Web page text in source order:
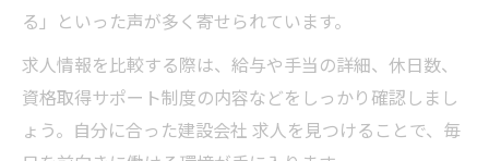
る」といった声が多く寄せられています。
求人情報を比較する際は、給与や手当の詳細、休日数、
資格取得サポート制度の内容などをしっかり確認しまし
ょう。自分に合った建設会社 求人を見つけることで、毎